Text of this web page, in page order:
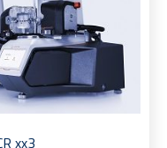
xx3